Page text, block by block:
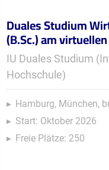
Duales Studium
(B.Sc.) am
IU Duales Studium
Hochschule)
Hamburg, München,
Start: Oktober 2026
Freie Plätze: 250